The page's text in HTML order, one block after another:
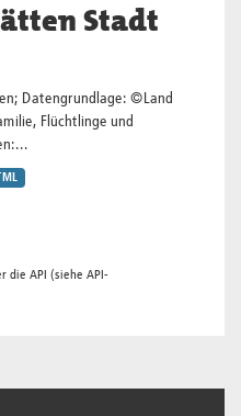
Stadt
Datengrundlage: ©Land
Flüchtlinge und
die API (siehe API-